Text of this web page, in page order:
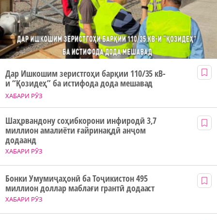
ХАБАРИ РӮЗ
Дар Ишкошим зеристгоҳи барқии 110/35 кВ-
и “Қозидеҳ” ба истифода дода мешавад
ХАБАРИ РӮЗ
Шаҳрвандону соҳибкорони инфиродӣ 3,7
миллион амалиёти ғайринақдӣ анҷом
додаанд
ХАБАРИ РӮЗ
Бонки Умумиҷаҳонӣ ба Тоҷикистон 495
миллион доллар маблағи грантӣ додааст